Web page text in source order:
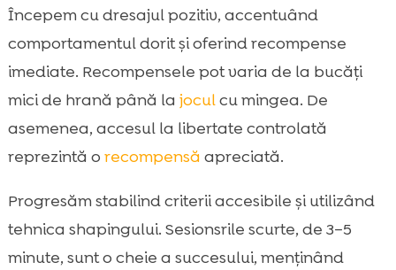
Începem cu dresajul pozitiv, accentuând
comportamentul dorit și oferind recompense
imediate. Recompensele pot varia de la bucăți
mici de hrană până la joculcu mingea. De
asemenea, accesul la libertate controlată
reprezintă o recompensă apreciată.
Progresăm stabilind criterii accesibile și utilizând
tehnica shapingului. Sesionsrile scurte, de 3–5
minute, sunt o cheie a succesului, menținând